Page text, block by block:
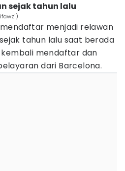
sejak tahun lalu
menjadi relawan
tahun lalu saat berada
kembali mendaftar dan
dari Barcelona.